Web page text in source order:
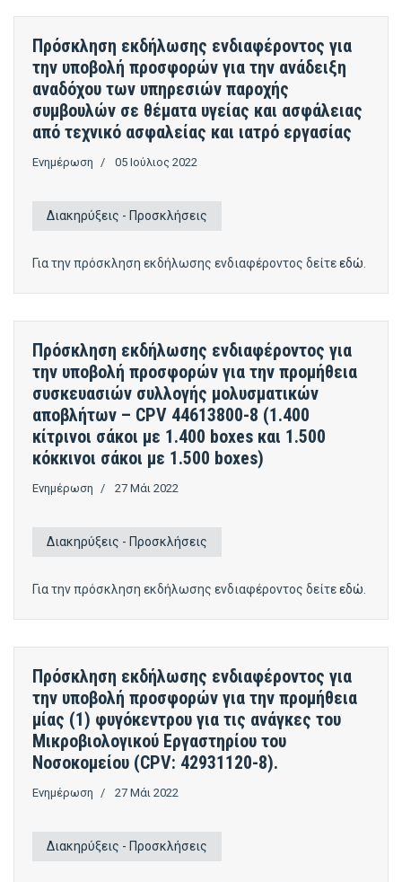
Πρόσκληση εκδήλωσης ενδιαφέροντος για
την υποβολή προσφορών για την ανάδειξη
αναδόχου των υπηρεσιών παροχής
συμβουλών σε θέματα υγείας και ασφάλειας
από τεχνικό ασφαλείας και ιατρό εργασίας
Ενημέρωση 05 Ιούλιος 2022
Διακηρύξεις - Προσκλήσεις
Για την πρόσκληση εκδήλωσης ενδιαφέροντος δείτεεδώ
Πρόσκληση εκδήλωσης ενδιαφέροντος για
την υποβολή προσφορών για την προμήθεια
συσκευασιών συλλογής μολυσματικών
αποβλήτων – CPV 44613800-8 (1.400
κίτρινοι σάκοι με 1.400 boxes και 1.500
κόκκινοι σάκοι με 1.500 boxes)
Ενημέρωση 27 Μάι 2022
Διακηρύξεις - Προσκλήσεις
Για την πρόσκληση εκδήλωσης ενδιαφέροντος δείτεεδώ
Πρόσκληση εκδήλωσης ενδιαφέροντος για
την υποβολή προσφορών για την προμήθεια
μίας (1) φυγόκεντρου για τις ανάγκες του
Μικροβιολογικού Εργαστηρίου του
Νοσοκομείου (CPV: 42931120-8).
Ενημέρωση 27 Μάι 2022
Διακηρύξεις - Προσκλήσεις